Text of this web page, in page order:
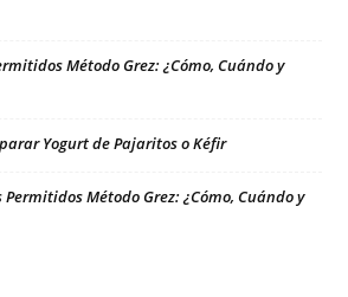
Método Grez: ¿Cómo, Cuándo y
Yogurt de Pajaritos o Kéfir
Método Grez: ¿Cómo, Cuándo y